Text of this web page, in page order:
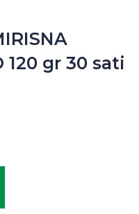
120 gr 30 sati